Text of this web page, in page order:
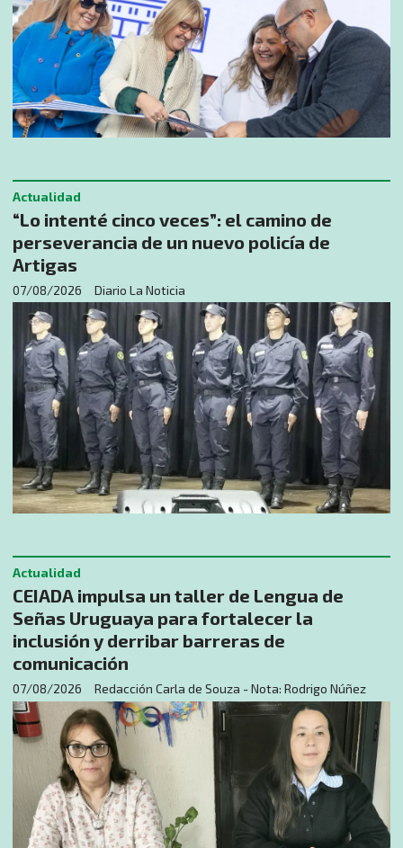
“Lo intenté cinco veces”: el camino de
perseverancia de un nuevo policía de
Artigas
Diario La Noticia
Actualidad
07/08/2026
CEIADA impulsa un taller de Lengua de
Señas Uruguaya para fortalecer la
inclusión y derribar barreras de
comunicación
Redacción Carla de Souza - Nota: Rodrigo Núñez
Actualidad
07/08/2026